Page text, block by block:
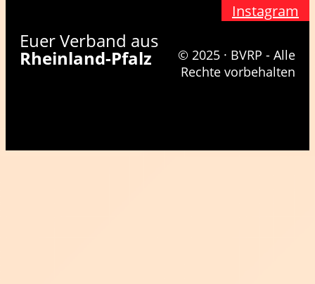
Instagram
Euer Verband aus
Rheinland-Pfalz
© 2025 · BVRP - Alle
Rechte vorbehalten